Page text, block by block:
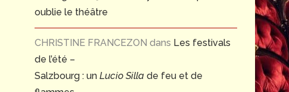
1 juillet 2026
oublie le théâtre
CHRISTINE FRANCEZON dans Les festivals
de l’été –
Salzbourg : un Lucio Silla de feu et de